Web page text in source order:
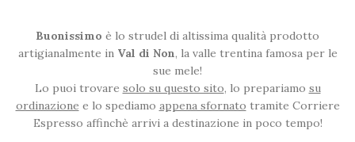
Buonissimo è lo strudel di altissima qualità prodotto
artigianalmente in Val di Non, la valle trentina famosa per le
sue mele!
Lo puoi trovare solo su questo sito, lo prepariamo su
ordinazione e lo spediamo appena sfornato tramite Corriere
Espresso affinchè arrivi a destinazione in poco tempo!